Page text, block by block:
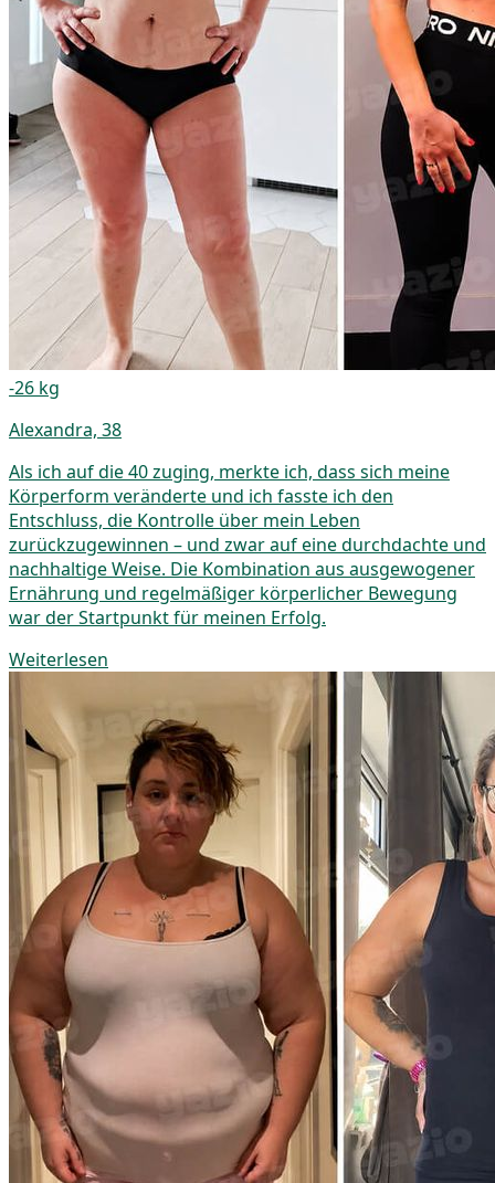
-26 kg
Alexandra, 38
Als ich auf die 40 zuging, merkte ich, dass sich meine
Körperform veränderte und ich fasste ich den
Entschluss, die Kontrolle über mein Leben
zurückzugewinnen – und zwar auf eine durchdachte und
nachhaltige Weise. Die Kombination aus ausgewogener
Ernährung und regelmäßiger körperlicher Bewegung
war der Startpunkt für meinen Erfolg.
Weiterlesen